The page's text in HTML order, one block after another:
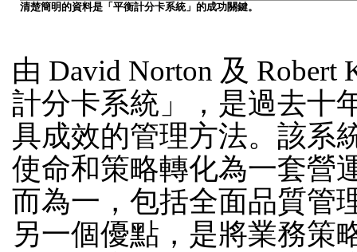
清楚簡明的資料是「平衡計分卡系統」的成功關鍵。
由 David Norton 及 Robert
計分卡系統」，是過去十
具成效的管理方法。該系
使命和策略轉化為一套營
而為一，包括全面品質管
另一個優點，是將業務策